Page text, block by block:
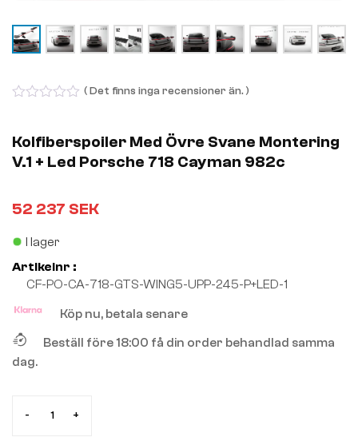
of
5
( Det finns inga recensioner än. )
Kolfiberspoiler Med Övre Svane Montering
V.1 + Led Porsche 718 Cayman 982c
52 237 SEK
I lager
Artikelnr :
CF-PO-CA-718-GTS-WING5-UPP-245-P+LED-1
Köp nu, betala senare
Beställ före 18:00 få din order behandlad samma
dag.
- +